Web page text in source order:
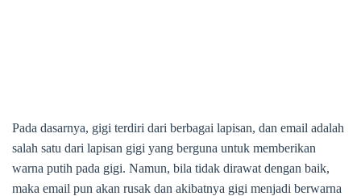
Pada dasarnya, gigi terdiri dari berbagai lapisan, dan email adalah
salah satu dari lapisan gigi yang berguna untuk memberikan
warna putih pada gigi. Namun, bila tidak dirawat dengan baik,
maka email pun akan rusak dan akibatnya gigi menjadi berwarna